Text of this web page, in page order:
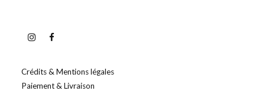
Crédits & Mentions légales
Paiement & Livraison